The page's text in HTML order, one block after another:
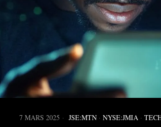
7 MARS 2025 JSE:MTN · NYSE:JMIA ·